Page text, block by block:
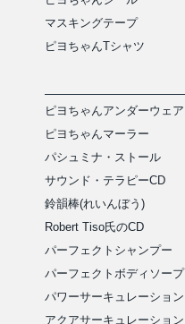
マスキングテープ
ピヨちゃんTシャツ
ピヨちゃんアンダーウェア
ピヨちゃんマーラー
パシュミナ・ストール
サウンド・テラピーCD
鈴韻棒(れいんぼう)
Robert Tiso氏のCD
パーフェクトシャンプー
パーフェクトボディソープ
パワーサーキュレーション
アクアサーキュレーション